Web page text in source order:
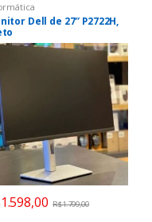
Dell de 27″ P2722H,
1.598,00 R$1.799,00